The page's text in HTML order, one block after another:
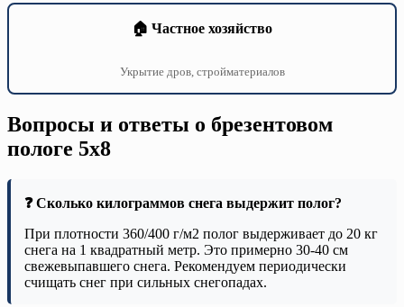
🏠 Частное хозяйство
Укрытие дров, стройматериалов
Вопросы и ответы о брезентовом
пологе 5х8
❓ Сколько килограммов снега выдержит полог?
При плотности 360/400 г/м2 полог выдерживает до 20 кг
снега на 1 квадратный метр. Это примерно 30-40 см
свежевыпавшего снега. Рекомендуем периодически
счищать снег при сильных снегопадах.